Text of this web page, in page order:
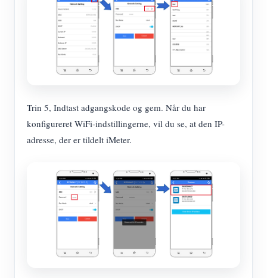
Trin 5, Indtast adgangskode og gem. Når du har
konfigureret WiFi-indstillingerne, vil du se, at den IP-
adresse, der er tildelt iMeter.